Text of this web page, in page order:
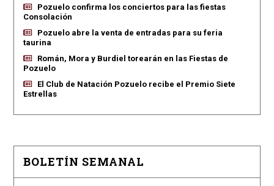
Pozuelo confirma los conciertos para las fiestas
Consolación
Pozuelo abre la venta de entradas para su feria
taurina
Román, Mora y Burdiel torearán en las Fiestas de
Pozuelo
El Club de Natación Pozuelo recibe el Premio Siete
Estrellas
BOLETÍN SEMANAL